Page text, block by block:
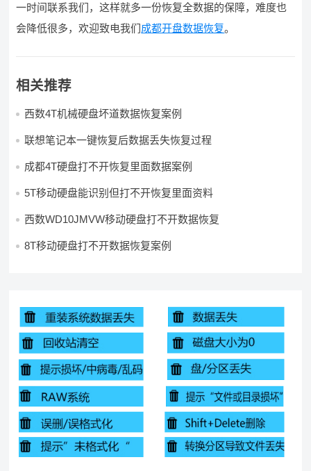
一时间联系我们，这样就多一份恢复全数据的保障，难度也
会降低很多，欢迎致电我们成都开盘数据恢复。
相关推荐
西数4T机械硬盘坏道数据恢复案例
联想笔记本一键恢复后数据丢失恢复过程
成都4T硬盘打不开恢复里面数据案例
5T移动硬盘能识别但打不开恢复里面资料
西数WD10JMVW移动硬盘打不开数据恢复
8T移动硬盘打不开数据恢复案例